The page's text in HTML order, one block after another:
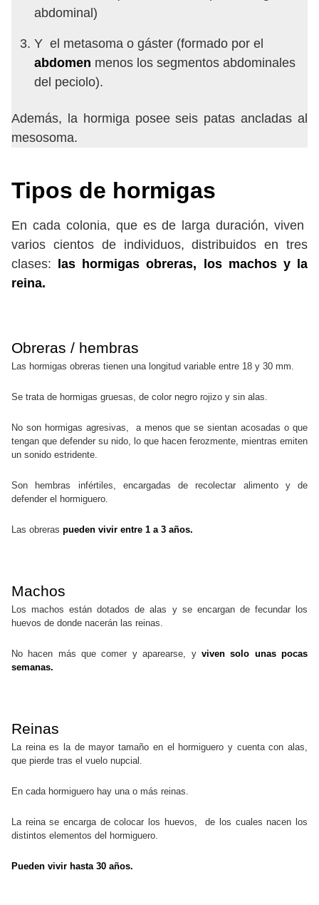
abdominal)
Y el metasoma o gáster (formado por el
abdomen menos los segmentos abdominales
del peciolo).
Además, la hormiga posee seis patas ancladas al
mesosoma.
Tipos de hormigas
En cada colonia, que es de larga duración, viven
varios cientos de individuos, distribuidos en tres
clases: las hormigas obreras, los machos y la
reina.
Obreras / hembras
Las hormigas obreras tienen una longitud variable entre 18 y 30 mm.
Se trata de hormigas gruesas, de color negro rojizo y sin alas.
No son hormigas agresivas, a menos que se sientan acosadas o que
tengan que defender su nido, lo que hacen ferozmente, mientras emiten
un sonido estridente.
Son hembras infértiles, encargadas de recolectar alimento y de
defender el hormiguero.
Las obreras pueden vivir entre 1 a 3 años.
Machos
Los machos están dotados de alas y se encargan de fecundar los
huevos de donde nacerán las reinas.
No hacen más que comer y aparearse, y viven solo unas pocas
semanas.
Reinas
La reina es la de mayor tamaño en el hormiguero y cuenta con alas,
que pierde tras el vuelo nupcial.
En cada hormiguero hay una o más reinas.
La reina se encarga de colocar los huevos, de los cuales nacen los
distintos elementos del hormiguero.
Pueden vivir hasta 30 años.